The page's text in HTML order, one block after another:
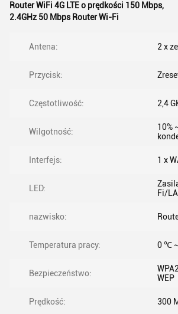
Router WiFi 4G LTE o prędkości 150 Mbps,
2.4GHz 50 Mbps Router Wi-Fi
Antena: 2 x
Przycisk:
Częstotliwość: 2,4
Wilgotność:
10%
Interfejs: 1 x
LED:
Fi/
nazwisko:
Temperatura pracy: 0 ℃
Bezpieczeństwo:
WEP
Prędkość: 300